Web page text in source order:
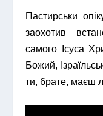
Пастирськи
заохотив
самого Ісуса
Божий,
ти, брате, маєш